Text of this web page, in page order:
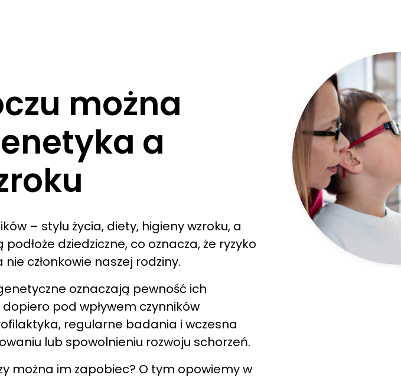
można
a
– stylu życia, diety, higieny wzroku, a
dziedziczne, co oznacza, że ryzyko
członkowie naszej rodziny.
oznaczają pewność ich
pod wpływem czynników
regularne badania i wczesna
lub spowolnieniu rozwoju schorzeń.
można im zapobiec? O tym opowiemy w